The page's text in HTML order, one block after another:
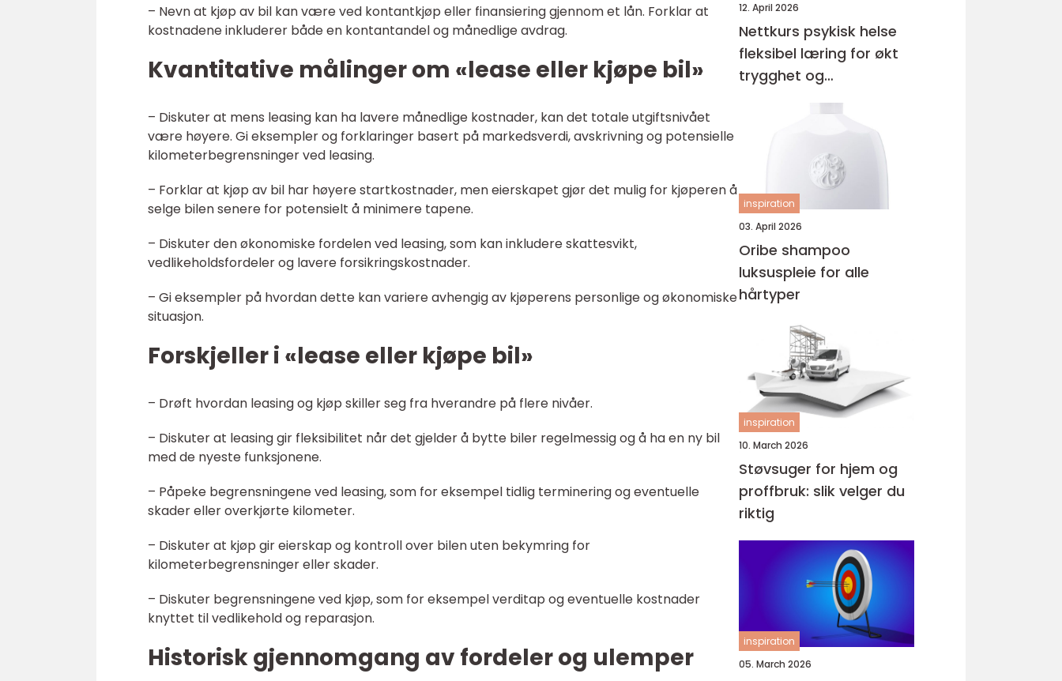
– Nevn at kjøp av bil kan være ved kontantkjøp eller finansiering gjennom et lån. Forklar at
kostnadene inkluderer både en kontantandel og månedlige avdrag.
Kvantitative målinger om «lease eller kjøpe bil»
– Diskuter at mens leasing kan ha lavere månedlige kostnader, kan det totale utgiftsnivået
være høyere. Gi eksempler og forklaringer basert på markedsverdi, avskrivning og potensielle
kilometerbegrensninger ved leasing.
– Forklar at kjøp av bil har høyere startkostnader, men eierskapet gjør det mulig for kjøperen å
selge bilen senere for potensielt å minimere tapene.
– Diskuter den økonomiske fordelen ved leasing, som kan inkludere skattesvikt,
vedlikeholdsfordeler og lavere forsikringskostnader.
– Gi eksempler på hvordan dette kan variere avhengig av kjøperens personlige og økonomiske
situasjon.
Forskjeller i «lease eller kjøpe bil»
– Drøft hvordan leasing og kjøp skiller seg fra hverandre på flere nivåer.
– Diskuter at leasing gir fleksibilitet når det gjelder å bytte biler regelmessig og å ha en ny bil
med de nyeste funksjonene.
– Påpeke begrensningene ved leasing, som for eksempel tidlig terminering og eventuelle
skader eller overkjørte kilometer.
– Diskuter at kjøp gir eierskap og kontroll over bilen uten bekymring for
kilometerbegrensninger eller skader.
– Diskuter begrensningene ved kjøp, som for eksempel verditap og eventuelle kostnader
knyttet til vedlikehold og reparasjon.
Historisk gjennomgang av fordeler og ulemper
12. April 2026
Nettkurs psykisk helse
fleksibel læring for økt
trygghet og
kompetanse
inspiration
03. April 2026
Oribe shampoo
luksuspleie for alle
hårtyper
inspiration
10. March 2026
Støvsuger for hjem og
proffbruk: slik velger du
riktig
inspiration
05. March 2026